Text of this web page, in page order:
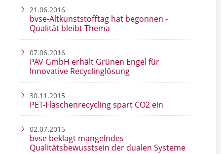
21.06.2016
bvse-Altkunststofftag hat begonnen -
Qualität bleibt Thema
07.06.2016
PAV GmbH erhält Grünen Engel für
Innovative Recyclinglösung
30.11.2015
PET-Flaschenrecycling spart CO2 ein
02.07.2015
bvse beklagt mangelndes
Qualitätsbewusstsein der dualen Systeme